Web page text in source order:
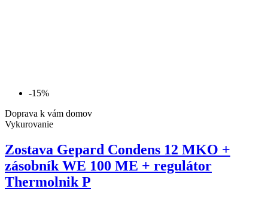
-15%
Doprava k vám domov
Vykurovanie
Zostava Gepard Condens 12 MKO +
zásobník WE 100 ME + regulátor
Thermolnik P